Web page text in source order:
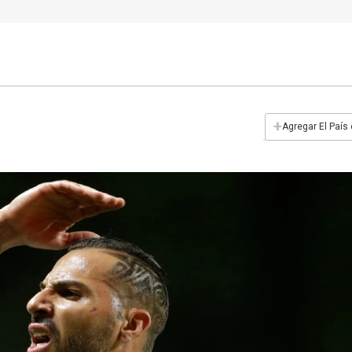
+Agregar El País